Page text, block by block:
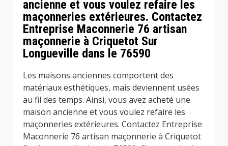
ancienne et vous voulez refaire les
maçonneries extérieures. Contactez
Entreprise Maconnerie 76 artisan
maçonnerie à Criquetot Sur
Longueville dans le 76590
Les maisons anciennes comportent des
matériaux esthétiques, mais deviennent usées
au fil des temps. Ainsi, vous avez acheté une
maison ancienne et vous voulez refaire les
maçonneries extérieures. Contactez Entreprise
Maconnerie 76 artisan maçonnerie à Criquetot